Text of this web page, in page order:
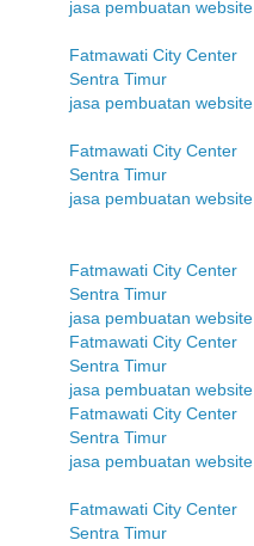
jasa pembuatan website
Fatmawati City Center
Sentra Timur
jasa pembuatan website
Fatmawati City Center
Sentra Timur
jasa pembuatan website
Fatmawati City Center
Sentra Timur
jasa pembuatan website
Fatmawati City Center
Sentra Timur
jasa pembuatan website
Fatmawati City Center
Sentra Timur
jasa pembuatan website
Fatmawati City Center
Sentra Timur